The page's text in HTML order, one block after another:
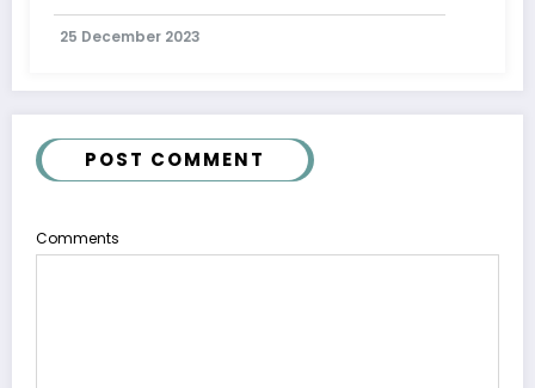
25 December 2023
POST COMMENT
Comments